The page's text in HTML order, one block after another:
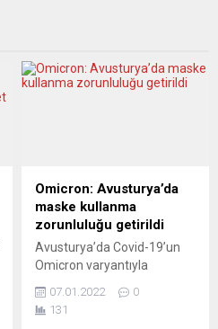
Omicron: Avusturya’da
maske kullanma
zorunluluğu getirildi
Avusturya’da Covid-19’un
Omicron varyantıyla
ülkede salgının ortaya çıktığı
Mart 2020’den bu yana ilk
07.01.2022
0
131